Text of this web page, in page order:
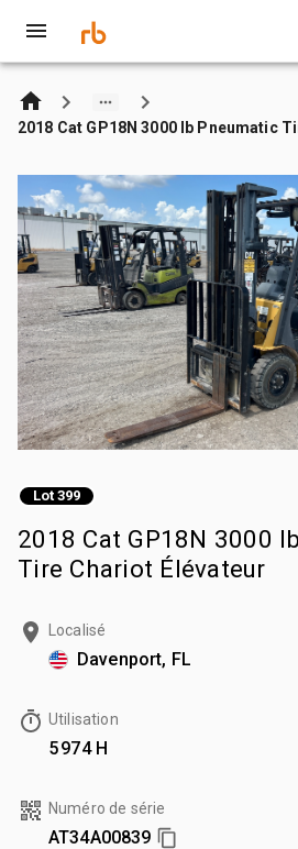
2018 Cat GP18N 3000 lb Pneumatic
Lot 399
2018 Cat GP18N 3000
Tire Chariot Élévateur
Localisé
Davenport, FL
Utilisation
5 974 H
Numéro de série
AT34A00839